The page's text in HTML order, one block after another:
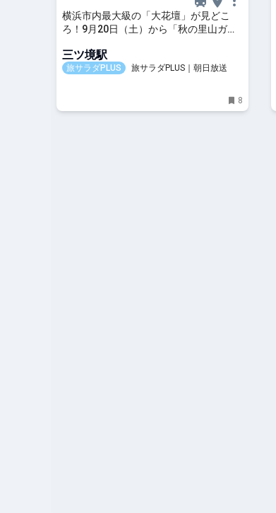
横浜市内最大級の「大花壇」が見どこ
ろ！9月20日（土）から「秋の里山ガー
三ツ境駅
旅サラダPLUS 旅サラダPLUS｜朝日放送
8